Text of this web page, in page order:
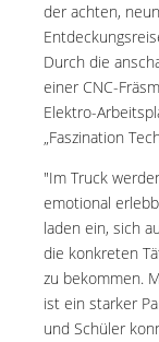
der achten,
Durch die
einer CNC-
Elektro-
„Faszination
"Im Truck
emotional
laden ein, sich
die konkreten
zu bekommen.
ist ein starker
und Schüler